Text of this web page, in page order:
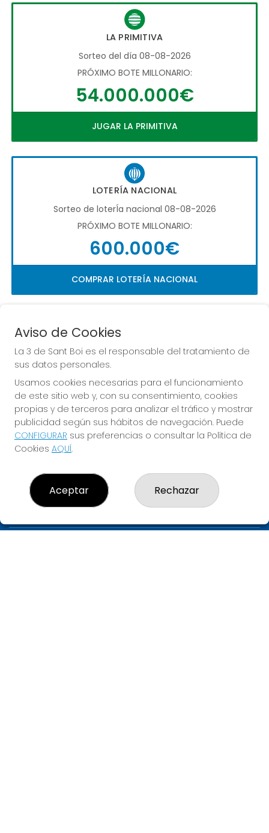
LA PRIMITIVA
Sorteo del día 08-08-2026
PRÓXIMO BOTE MILLONARIO:
54.000.000€
JUGAR LA PRIMITIVA
LOTERÍA NACIONAL
Sorteo de loterÍa nacional 08-08-2026
PRÓXIMO BOTE MILLONARIO:
600.000€
COMPRAR LOTERÍA NACIONAL
Sorteo del día 10-08-2026
PRÓXIMO BOTE MILLONARIO:
20.000€
JUGAR EURODREAMS
Aviso de Cookies
La 3 de Sant Boi es el responsable del tratamiento de
sus datos personales.
Usamos cookies necesarias para el funcionamiento
de este sitio web y, con su consentimiento, cookies
propias y de terceros para analizar el tráfico y mostrar
publicidad según sus hábitos de navegación. Puede
CONFIGURAR sus preferencias o consultar la Política de
Cookies AQUÍ.
Aceptar Rechazar